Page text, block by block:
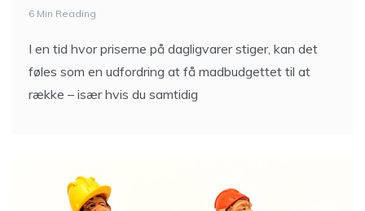
6 Min Reading
I en tid hvor priserne på dagligvarer stiger, kan det
føles som en udfordring at få madbudgettet til at
række – især hvis du samtidig